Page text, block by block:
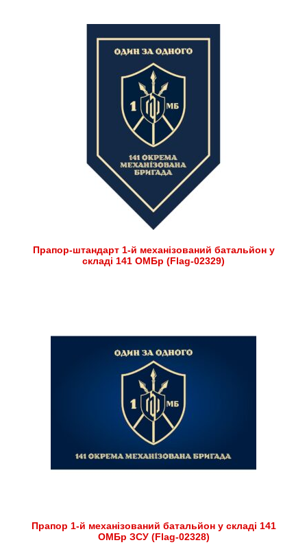
Прапор-штандарт 1-й механізований батальйон у
складі 141 ОМБр (Flag-02329)
Прапор 1-й механізований батальйон у складі 141
ОМБр ЗСУ (Flag-02328)